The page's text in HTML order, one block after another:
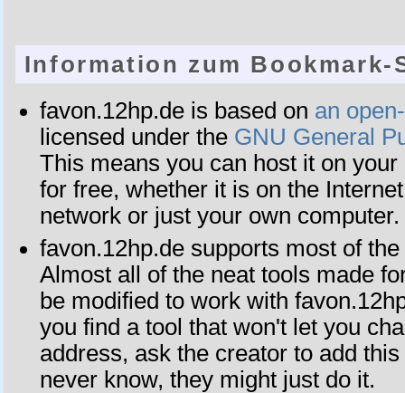
Information zum Bookmark-
favon.12hp.de is based on an
licensed under the GNU General
This means you can host it on
for free, whether it is on the
network or just your own computer.
favon.12hp.de supports most of the
Almost all of the neat tools made
be modified to work with
you find a tool that won't let you
address, ask the creator to add
never know, they might just do it.